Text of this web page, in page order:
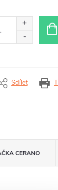
Sdílet
CERANO